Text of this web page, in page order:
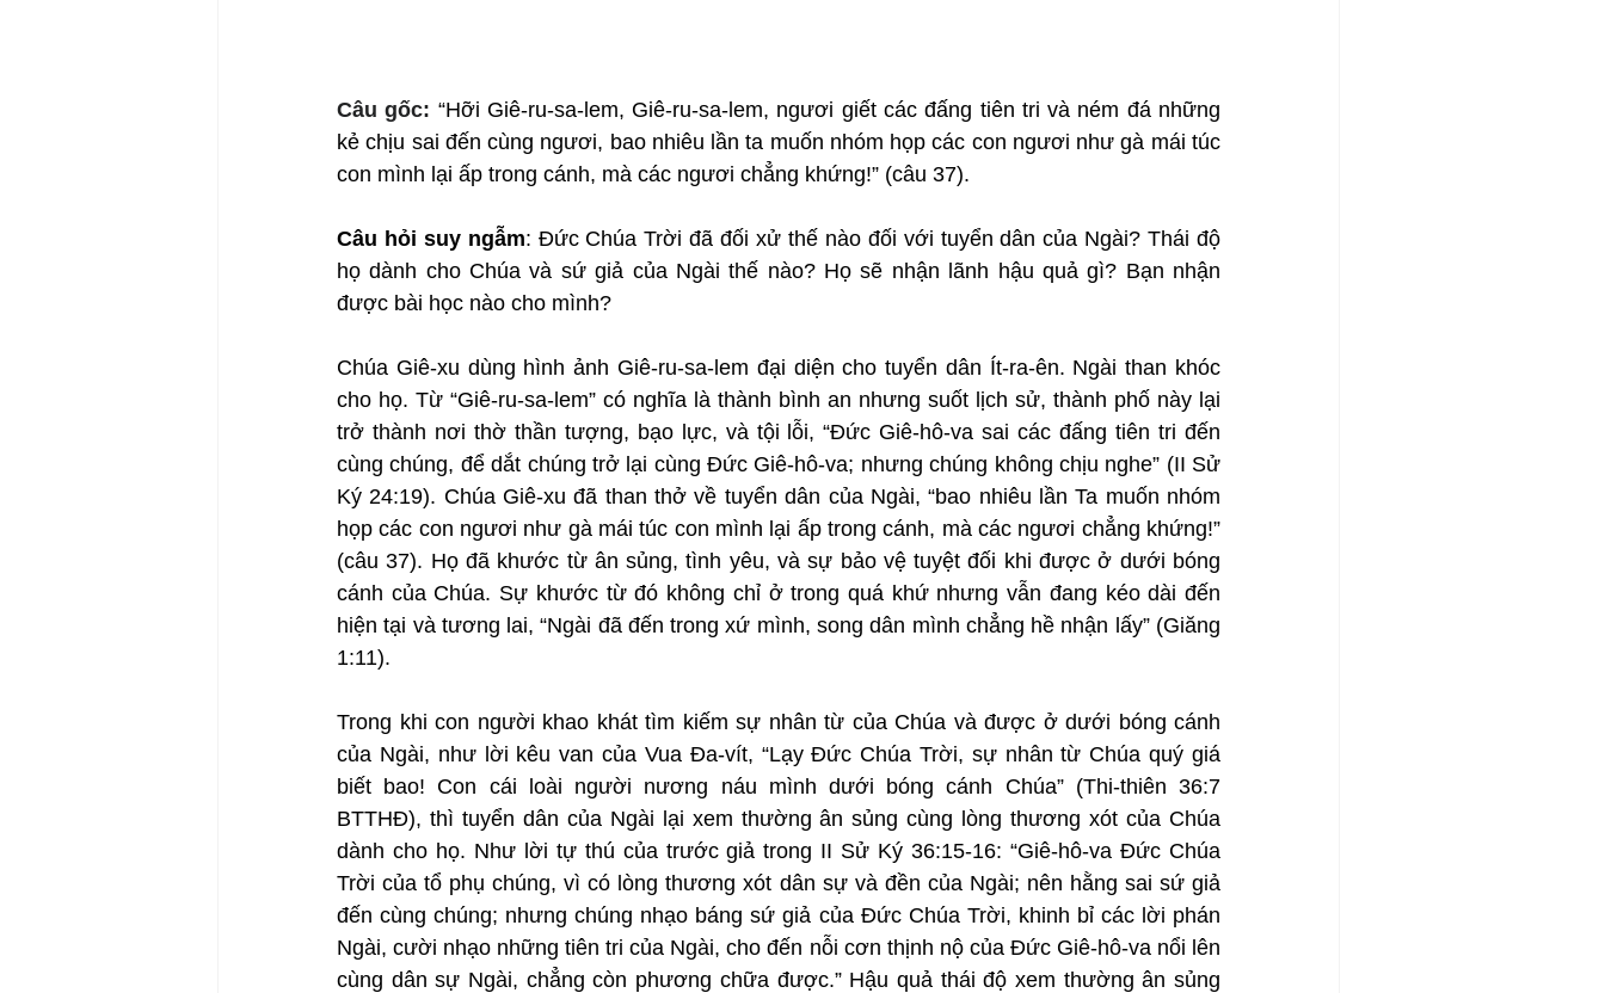
Câu gốc: “Hỡi Giê-ru-sa-lem, Giê-ru-sa-lem, ngươi giết các đấng tiên tri và ném đá những
kẻ chịu sai đến cùng ngươi, bao nhiêu lần ta muốn nhóm họp các con ngươi như gà mái túc
con mình lại ấp trong cánh, mà các ngươi chẳng khứng!” (câu 37).
Câu hỏi suy ngẫm: Đức Chúa Trời đã đối xử thế nào đối với tuyển dân của Ngài? Thái độ
họ dành cho Chúa và sứ giả của Ngài thế nào? Họ sẽ nhận lãnh hậu quả gì? Bạn nhận
được bài học nào cho mình?
Chúa Giê-xu dùng hình ảnh Giê-ru-sa-lem đại diện cho tuyển dân Ít-ra-ên. Ngài than khóc
cho họ. Từ “Giê-ru-sa-lem” có nghĩa là thành bình an nhưng suốt lịch sử, thành phố này lại
trở thành nơi thờ thần tượng, bạo lực, và tội lỗi, “Đức Giê-hô-va sai các đấng tiên tri đến
cùng chúng, để dắt chúng trở lại cùng Đức Giê-hô-va; nhưng chúng không chịu nghe” (II Sử
Ký 24:19). Chúa Giê-xu đã than thở về tuyển dân của Ngài, “bao nhiêu lần Ta muốn nhóm
họp các con ngươi như gà mái túc con mình lại ấp trong cánh, mà các ngươi chẳng khứng!”
(câu 37). Họ đã khước từ ân sủng, tình yêu, và sự bảo vệ tuyệt đối khi được ở dưới bóng
cánh của Chúa. Sự khước từ đó không chỉ ở trong quá khứ nhưng vẫn đang kéo dài đến
hiện tại và tương lai, “Ngài đã đến trong xứ mình, song dân mình chẳng hề nhận lấy” (Giăng
1:11).
Trong khi con người khao khát tìm kiếm sự nhân từ của Chúa và được ở dưới bóng cánh
của Ngài, như lời kêu van của Vua Đa-vít, “Lạy Đức Chúa Trời, sự nhân từ Chúa quý giá
biết bao! Con cái loài người nương náu mình dưới bóng cánh Chúa” (Thi-thiên 36:7
BTTHĐ), thì tuyển dân của Ngài lại xem thường ân sủng cùng lòng thương xót của Chúa
dành cho họ. Như lời tự thú của trước giả trong II Sử Ký 36:15-16: “Giê-hô-va Đức Chúa
Trời của tổ phụ chúng, vì có lòng thương xót dân sự và đền của Ngài; nên hằng sai sứ giả
đến cùng chúng; nhưng chúng nhạo báng sứ giả của Đức Chúa Trời, khinh bỉ các lời phán
Ngài, cười nhạo những tiên tri của Ngài, cho đến nỗi cơn thịnh nộ của Đức Giê-hô-va nổi lên
cùng dân sự Ngài, chẳng còn phương chữa được.” Hậu quả thái độ xem thường ân sủng